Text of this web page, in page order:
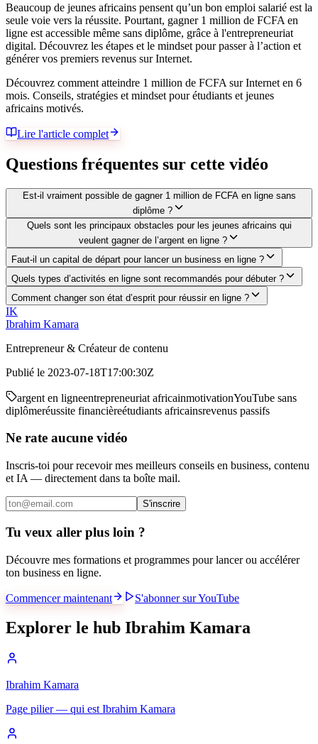
Beaucoup de jeunes africains pensent qu’un bon emploi salarié est la
seule voie vers la réussite. Pourtant, gagner 1 million de FCFA en
ligne est accessible même sans diplôme, grâce à l'entrepreneuriat
digital. Découvrez les étapes et le mindset pour passer à l’action et
générer vos premiers revenus sur Internet.
Découvrez comment atteindre 1 million de FCFA sur Internet en 6
mois. Conseils, stratégies et mindset pour étudiants et jeunes
africains motivés.
Lire l'article complet
Questions fréquentes sur cette vidéo
Est-il vraiment possible de gagner 1 million de FCFA en ligne sans
diplôme ?
Quels sont les principaux obstacles pour les jeunes africains qui
veulent gagner de l’argent en ligne ?
Faut-il un capital de départ pour lancer un business en ligne ?
Quels types d’activités en ligne sont recommandés pour débuter ?
Comment changer son état d’esprit pour réussir en ligne ?
IK
Ibrahim Kamara
Entrepreneur & Créateur de contenu
Publié le 2023-07-18T17:00:30Z
argent en ligneentrepreneuriat africainmotivationYouTube sans
diplômeréussite financièreétudiants africainsrevenus passifs
Ne rate aucune vidéo
Inscris-toi pour recevoir mes meilleurs conseils en business, contenu
et IA — directement dans ta boîte mail.
S'inscrire
Tu veux aller plus loin ?
Découvre mes formations et programmes pour lancer ou accélérer
ton business en ligne.
Commencer maintenant S'abonner sur YouTube
Explorer le hub Ibrahim Kamara
Ibrahim Kamara
Page pilier — qui est Ibrahim Kamara